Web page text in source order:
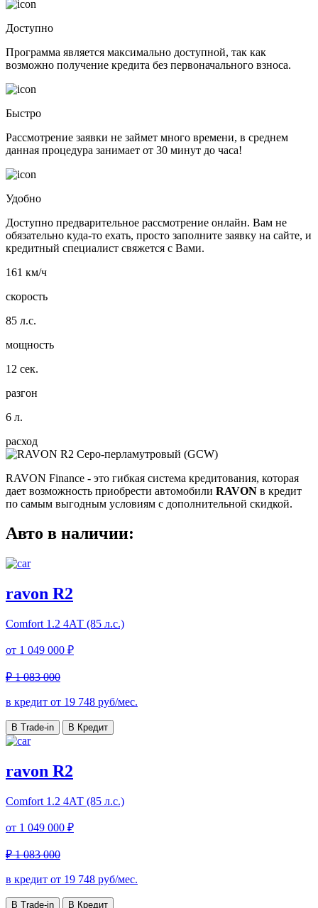
Доступно
Программа является максимально доступной, так как
возможно получение кредита без первоначального взноса.
Быстро
Рассмотрение заявки не займет много времени, в среднем
данная процедура занимает от 30 минут до часа!
Удобно
Доступно предварительное рассмотрение онлайн. Вам не
обязательно куда-то ехать, просто заполните заявку на сайте, и
кредитный специалист свяжется с Вами.
161 км/ч
скорость
85 л.с.
мощность
12 сек.
разгон
6 л.
расход
RAVON Finance - это гибкая система кредитования, которая
дает возможность приобрести автомобили RAVON в кредит
по самым выгодным условиям с дополнительной скидкой.
Авто в наличии:
ravon R2
Comfort 1.2 4АТ (85 л.с.)
от 1 049 000 ₽
₽ 1 083 000
в кредит от 19 748 руб/мес.
В Trade-in В Кредит
ravon R2
Comfort 1.2 4АТ (85 л.с.)
от 1 049 000 ₽
₽ 1 083 000
в кредит от 19 748 руб/мес.
В Trade-in В Кредит